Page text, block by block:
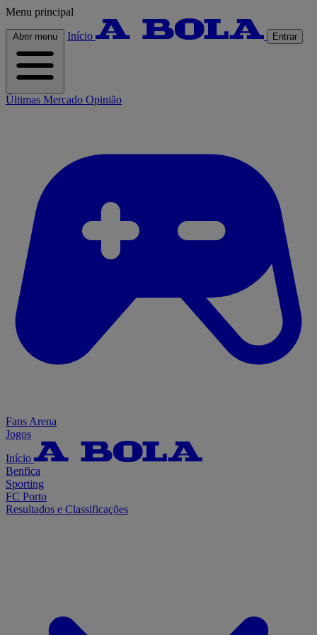
Menu principal
Abrir menu Início Entrar
Últimas Mercado Opinião
Fans Arena
Jogos
Início
Benfica
Sporting
FC Porto
Resultados e Classificações